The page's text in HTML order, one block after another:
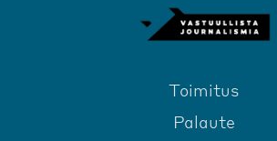
Toimitus
Palaute